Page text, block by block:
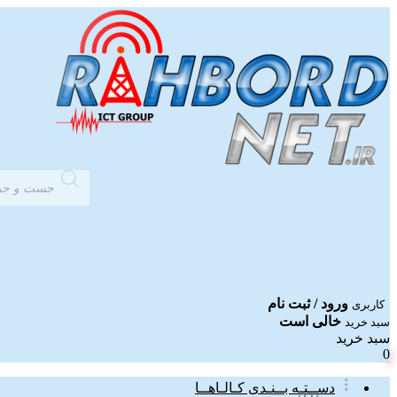
Products
search
کاربری ورود / ثبت نام
سبد خرید خالی است
سبد خرید
0
دســتـه بــنـدی کـالـاهــا